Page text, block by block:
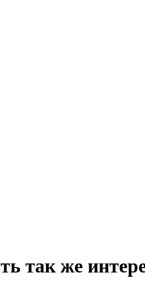
так же